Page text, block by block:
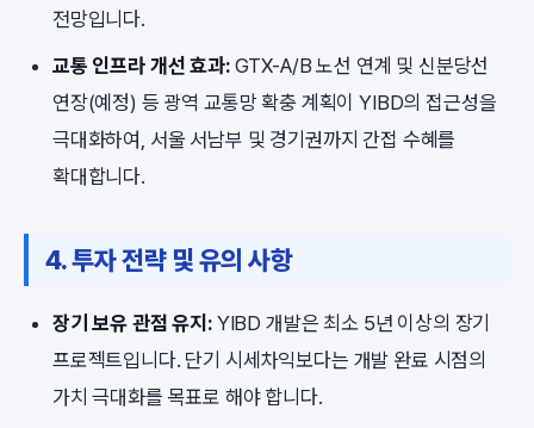
전망입니다.
교통 인프라 개선 효과:GTX-A/B 노선 연계 및 신분당선
연장(예정) 등 광역 교통망 확충 계획이 YIBD의 접근성을
극대화하여, 서울 서남부 및 경기권까지 간접 수혜를
확대합니다.
4. 투자 전략 및 유의 사항
장기 보유 관점 유지:YIBD 개발은 최소 5년 이상의 장기
프로젝트입니다. 단기 시세차익보다는 개발 완료 시점의
가치 극대화를 목표로 해야 합니다.